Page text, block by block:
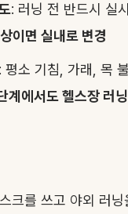
: 러닝 전 반드시 실
이면 실내로 변경
: 평소 기침, 가래, 목
계에서도 헬스장 러
크를 쓰고 야외 러